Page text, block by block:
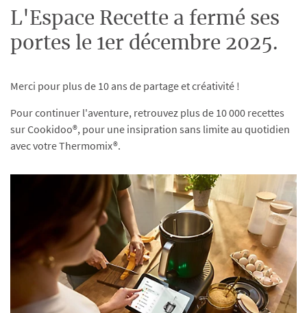
L'Espace Recette a fermé ses
portes le 1er décembre 2025.
Merci pour plus de 10 ans de partage et créativité !
Pour continuer l'aventure, retrouvez plus de 10 000 recettes
sur Cookidoo®, pour une insipration sans limite au quotidien
avec votre Thermomix®.